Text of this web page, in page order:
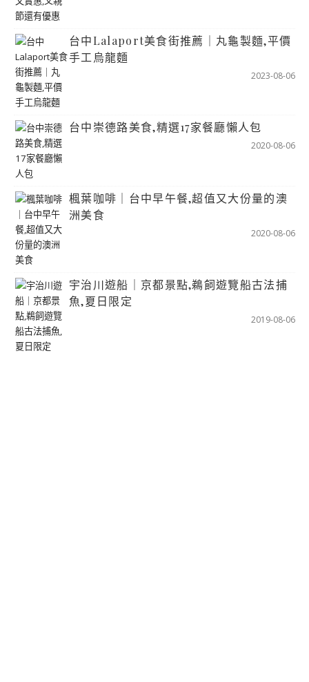
台中Lalaport美食街推薦｜丸龜製麵,平價
手工烏龍麵
2023-08-06
台中崇德路美食,精選17家餐廳懶人包
2020-08-06
楓葉咖啡｜台中早午餐,超值又大份量的澳
洲美食
2020-08-06
宇治川遊船｜京都景點,鵜飼遊覽船古法捕
魚,夏日限定
2019-08-06